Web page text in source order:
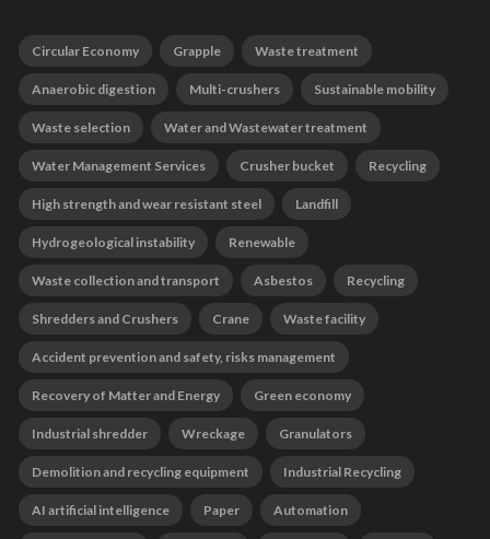
Circular Economy Grapple Waste treatment
Anaerobic digestion Multi-crushers Sustainable mobility
Waste selection Water and Wastewater treatment
Water Management Services Crusher bucket Recycling
High strength and wear resistant steel Landfill
Hydrogeological instability Renewable
Waste collection and transport Asbestos Recycling
Shredders and Crushers Crane Waste facility
Accident prevention and safety, risks management
Recovery of Matter and Energy Green economy
Industrial shredder Wreckage Granulators
Demolition and recycling equipment Industrial Recycling
AI artificial intelligence Paper Automation